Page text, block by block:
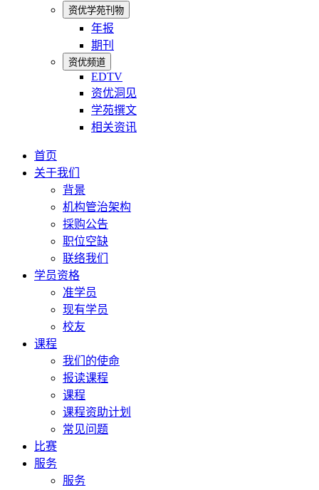
资优学苑刊物
年报
期刊
资优频道
EDTV
资优洞见
学苑撰文
相关资讯
首页
关于我们
背景
机构管治架构
採购公告
职位空缺
联络我们
学员资格
准学员
现有学员
校友
课程
我们的使命
报读课程
课程
课程资助计划
常见问题
比赛
服务
服务